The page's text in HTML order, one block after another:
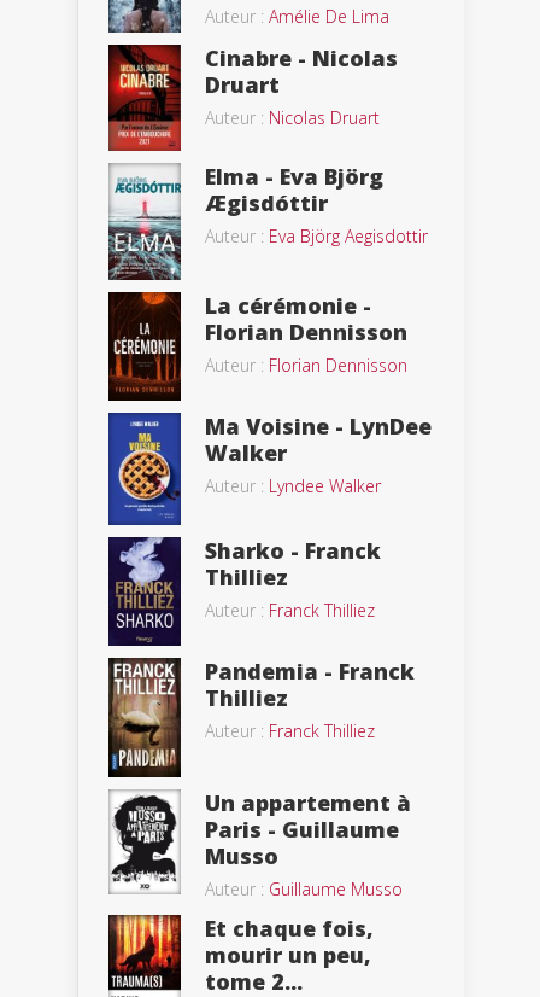
Auteur : Amélie De Lima
Cinabre - Nicolas
Druart
Auteur : Nicolas Druart
Elma - Eva Björg
Ægisdóttir
Auteur : Eva Björg Aegisdottir
La cérémonie -
Florian Dennisson
Auteur : Florian Dennisson
Ma Voisine - LynDee
Walker
Auteur : Lyndee Walker
Sharko - Franck
Thilliez
Auteur : Franck Thilliez
Pandemia - Franck
Thilliez
Auteur : Franck Thilliez
Un appartement à
Paris - Guillaume
Musso
Auteur : Guillaume Musso
Et chaque fois,
mourir un peu,
tome 2...